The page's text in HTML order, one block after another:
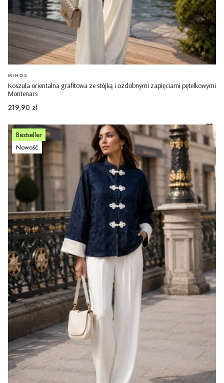
Koszula orientalna grafitowa ze stójką i ozdobnymi zapięciami pętelkowymi
Montenars
PRODUCENT
MIHOS
Cena
219,90 zł
Bestseller
Nowość